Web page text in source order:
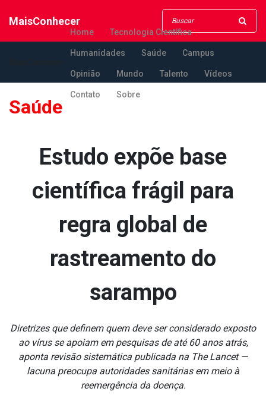
MaisConhecer
Home Tecnologia Científica
Humanidades Saúde Campus
Opinião Mundo Talento Vídeos
Contato Sobre
Saúde
Estudo expõe base
científica frágil para
regra global de
rastreamento do
sarampo
Diretrizes que definem quem deve ser considerado exposto
ao vírus se apoiam em pesquisas de até 60 anos atrás,
aponta revisão sistemática publicada na The Lancet —
lacuna preocupa autoridades sanitárias em meio à
reemergência da doença.